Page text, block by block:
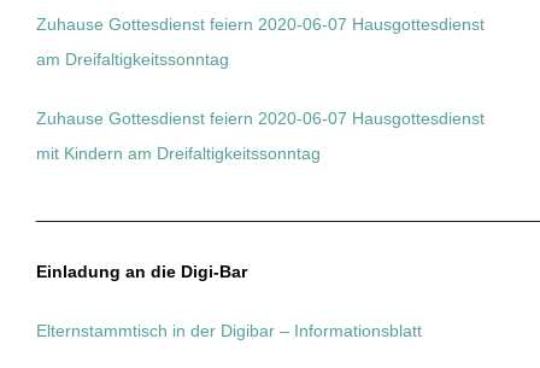
Zuhause Gottesdienst feiern 2020-06-07 Hausgottesdienst
am Dreifaltigkeitssonntag
Zuhause Gottesdienst feiern 2020-06-07 Hausgottesdienst
mit Kindern am Dreifaltigkeitssonntag
Einladung an die Digi-Bar
Elternstammtisch in der Digibar – Informationsblatt